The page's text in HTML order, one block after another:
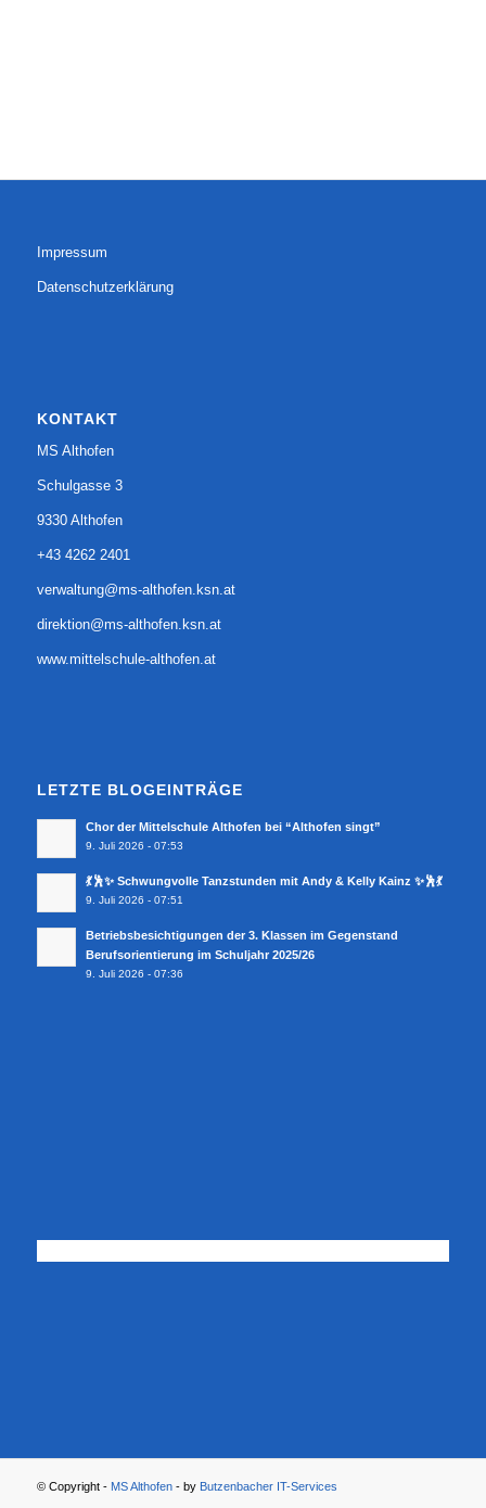
Impressum
Datenschutzerklärung
KONTAKT
MS Althofen
Schulgasse 3
9330 Althofen
+43 4262 2401
verwaltung@ms-althofen.ksn.at
direktion@ms-althofen.ksn.at
www.mittelschule-althofen.at
LETZTE BLOGEINTRÄGE
Chor der Mittelschule Althofen bei “Althofen singt”
9. Juli 2026 - 07:53
💃🕺✨ Schwungvolle Tanzstunden mit Andy & Kelly Kainz ✨🕺💃
9. Juli 2026 - 07:51
Betriebsbesichtigungen der 3. Klassen im Gegenstand
Berufsorientierung im Schuljahr 2025/26
9. Juli 2026 - 07:36
© Copyright - MS Althofen- by Butzenbacher IT-Services